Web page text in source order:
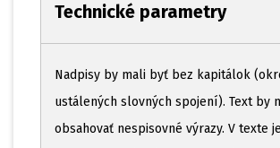
Technické parametry
Nadpisy by mali byť bez kapitálok
ustálených slovných spojení). Text by
obsahovať nespisovné výrazy. V texte